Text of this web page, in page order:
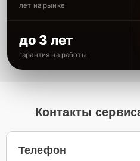
лет на рынке
до 3 лет
гарантия на работы
Контакты
Телефон